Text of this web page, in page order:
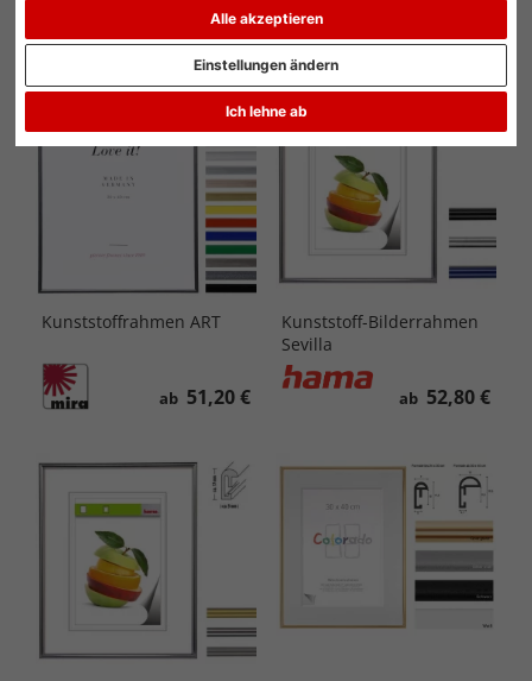
Alle akzeptieren
Ich lehne ab
Einstellungen ändern
Preis aufsteigend Preis absteigend
Topseller
Kunststoffrahmen ART
ab 51,20 €
Kunststoff-Bilderrahmen
Sevilla
ab 52,80 €